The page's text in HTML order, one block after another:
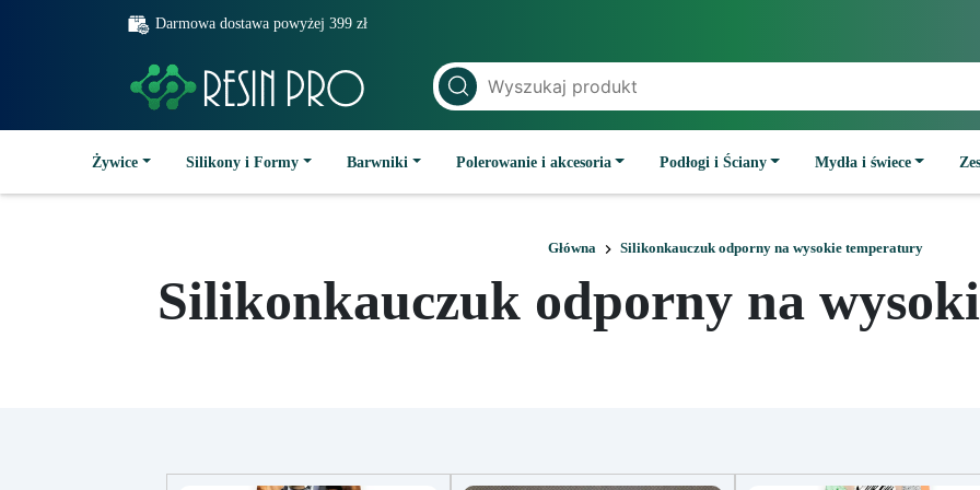
Darmowa dostawa powyżej 399 zł
Żywice Silikony i Formy Barwniki Polerowanie i akcesoria Podłogi i Ściany Mydła i świece
Główna Silikonkauczuk odporny na wysokie temperatury
Silikonkauczuk odporny na